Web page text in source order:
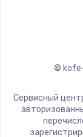
©
Сервисный